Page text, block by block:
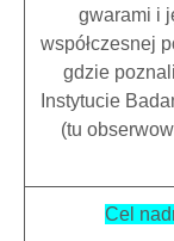
gwarami i
współczesnej
gdzie
Instytucie
(tu
Cel